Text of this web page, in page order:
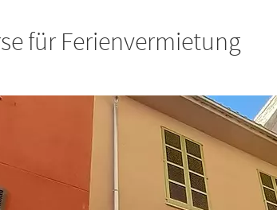
für Ferienvermietung